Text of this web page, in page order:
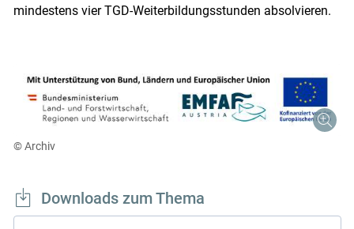
mindestens vier TGD-Weiterbildungsstunden absolvieren.
© Archiv
Downloads zum Thema